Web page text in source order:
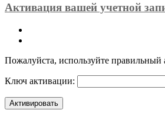
Активация вашей учетной
Пожалуйста, используйте
Ключ активации: